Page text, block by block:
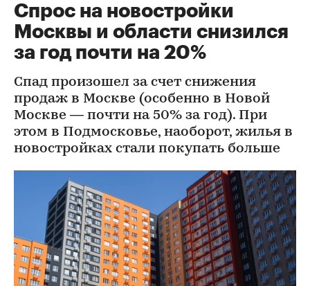
Спрос на новостройки
Москвы и области снизился
за год почти на 20%
Спад произошел за счет снижения
продаж в Москве (особенно в Новой
Москве — почти на 50% за год). При
этом в Подмосковье, наоборот, жилья в
новостройках стали покупать больше